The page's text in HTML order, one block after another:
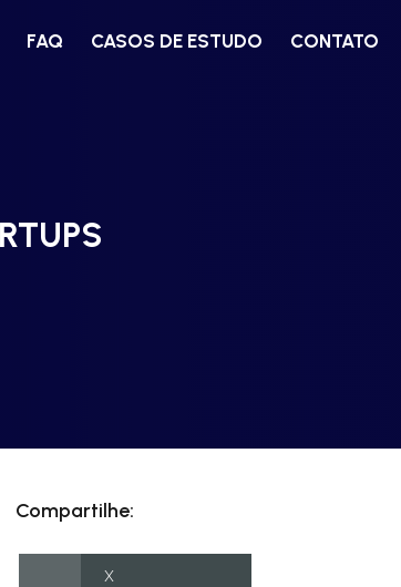
FAQ CASOS DE ESTUDO CONTATO
Compartilhe:
X